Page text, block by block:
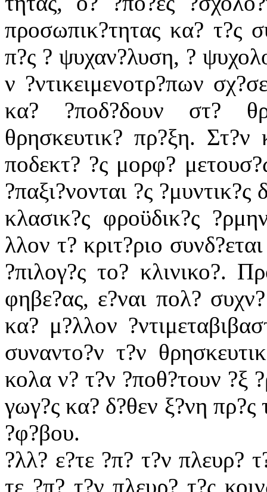
προσωπικ?τητας κα? τ?ς
π?ς ? ψυχαν?λυση, ?
ν ?ντικειμενοτρ?πων
κα? ?ποδ?δουν στ?
θρησκευτικ? πρ?ξη. Στ?ν
ποδεκτ? ?ς μορφ?
?παξι?νονται ?ς
κλασικ?ς φροϋδικ?ς
λλον τ? κριτ?ριο
?πιλογ?ς το? κλινικο?.
φηβε?ας, ε?ναι πολ?
κα? μ?λλον
συναντο?ν τ?ν
κολα ν? τ?ν ?ποθ?τουν ?ξ
γωγ?ς κα? δ?θεν ξ?νη
?φ?βου.
?λλ? ε?τε ?π? τ?ν πλευρ?
τε ?π? τ?ν πλευρ? τ?ς